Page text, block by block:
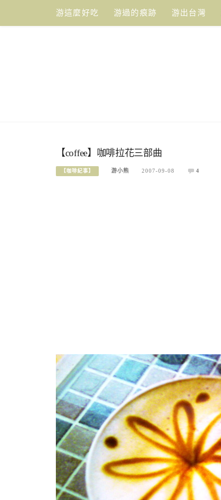
content
游這麼好吃 游過的痕跡 游出台灣
【coffee】咖啡拉花三部曲
【咖啡紀事】 游小熊 2007-09-08 4